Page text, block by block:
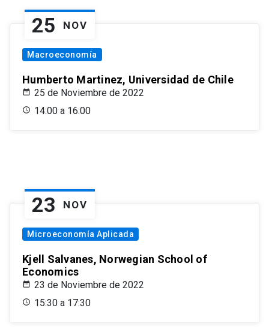
25 NOV
Macroeconomía
Humberto Martinez, Universidad de Chile
25 de Noviembre de 2022
14:00 a 16:00
23 NOV
Microeconomía Aplicada
Kjell Salvanes, Norwegian School of
Economics
23 de Noviembre de 2022
15:30 a 17:30